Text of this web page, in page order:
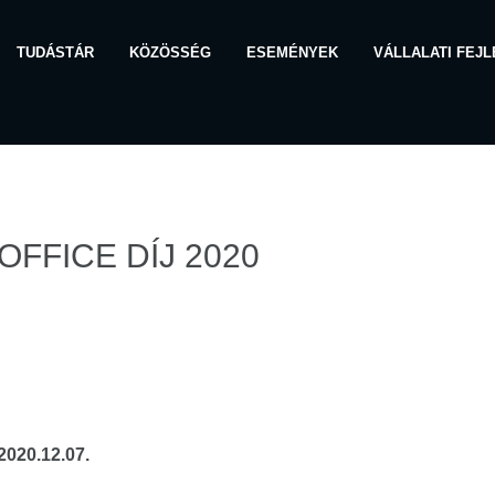
TUDÁSTÁR KÖZÖSSÉG ESEMÉNYEK VÁLLALATI
DÍJ 2020